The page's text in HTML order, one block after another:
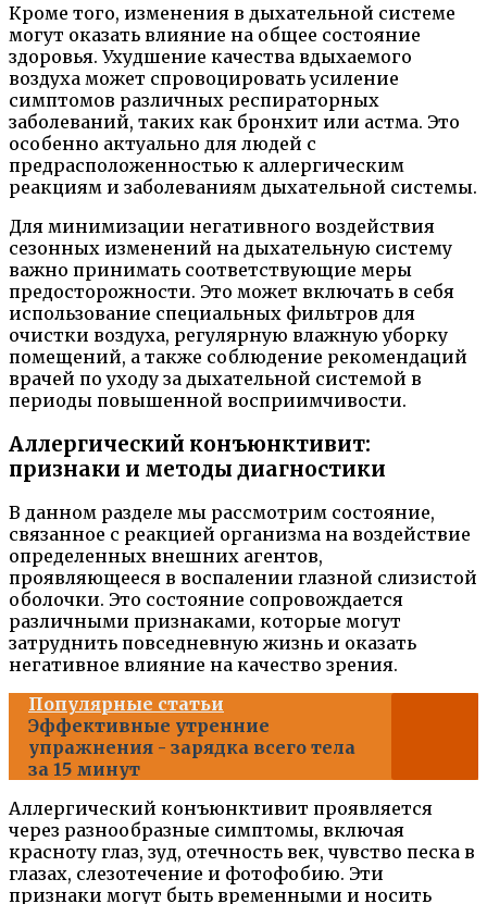
Кроме того, изменения в дыхательной системе
могут оказать влияние на общее состояние
здоровья. Ухудшение качества вдыхаемого
воздуха может спровоцировать усиление
симптомов различных респираторных
заболеваний, таких как бронхит или астма. Это
особенно актуально для людей с
предрасположенностью к аллергическим
реакциям и заболеваниям дыхательной системы.
Для минимизации негативного воздействия
сезонных изменений на дыхательную систему
важно принимать соответствующие меры
предосторожности. Это может включать в себя
использование специальных фильтров для
очистки воздуха, регулярную влажную уборку
помещений, а также соблюдение рекомендаций
врачей по уходу за дыхательной системой в
периоды повышенной восприимчивости.
Аллергический конъюнктивит:
признаки и методы диагностики
В данном разделе мы рассмотрим состояние,
связанное с реакцией организма на воздействие
определенных внешних агентов,
проявляющееся в воспалении глазной слизистой
оболочки. Это состояние сопровождается
различными признаками, которые могут
затруднить повседневную жизнь и оказать
негативное влияние на качество зрения.
Популярные статьи
Эффективные утренние
упражнения - зарядка всего тела
за 15 минут
Аллергический конъюнктивит проявляется
через разнообразные симптомы, включая
красноту глаз, зуд, отечность век, чувство песка в
глазах, слезотечение и фотофобию. Эти
признаки могут быть временными и носить